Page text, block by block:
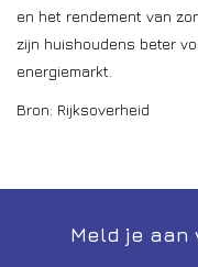
en het rendement van
zijn huishoudens beter
energiemarkt.
Bron: Rijksoverheid
Meld je aan